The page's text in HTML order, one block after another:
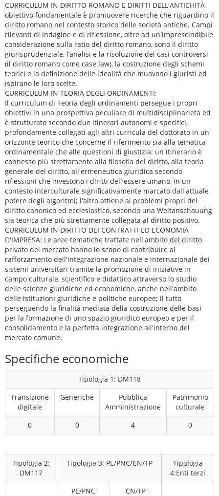
CURRICULUM IN DIRITTO ROMANO E DIRITTI DELL'ANTICHITÀ
obiettivo fondamentale è promuovere ricerche che riguardino il
diritto romano nel contesto storico delle società antiche. Campi
rilevanti di indagine e di riflessione, oltre ad un'imprescindibile
considerazione sulla ratio del diritto romano, sono il diritto
giurisprudenziale, l’analisi e la risoluzione dei casi controversi
(il diritto romano come case law), la costruzione degli schemi
teorici e la definizione delle idealità che muovono i giuristi ed
ispirano le loro scelte.
CURRICULUM IN TEORIA DEGLI ORDINAMENTI:
Il curriculum di Teoria degli ordinamenti persegue i propri
obiettivi in una prospettiva peculiare di multidisciplinarietà ed
è strutturato secondo due itinerari autonomi e specifici,
profondamente collegati agli altri curricula del dottorato in un
orizzonte teorico che concerne il riferimento sia alla tematica
ordinamentale che alle questioni di giustizia: un itinerario è
connesso più strettamente alla filosofia del diritto, alla teoria
generale del diritto, all'ermeneutica giuridica secondo
riflessioni che investono i diritti dell'essere umano, in un
contesto interculturale significativamente marcato dall'attuale
potere degli algoritmi; l'altro attiene ai problemi propri del
diritto canonico ed ecclesiastico, secondo una Weltanschauung
sia teorica che più strettamente collegata al diritto positivo.
CURRICULUM IN DIRITTO DEI CONTRATTI ED ECONOMIA
D'IMPRESA: Le aree tematiche trattate nell'ambito del diritto
privato del mercato hanno lo scopo di contribuire al
rafforzamento dell'integrazione nazionale e internazionale dei
sistemi universitari tramite la promozione di iniziative in
campo culturale, scientifico e didattico attraverso lo studio
delle scienze giuridiche ed economiche, anche nell'ambito
delle istituzioni giuridiche e politiche europee; il tutto
perseguendo la finalità mediata della costruzione delle basi
per la formazione di uno spazio giuridico europeo e per il
consolidamento e la perfetta integrazione all'interno del
mercato comune.
Specifiche economiche
Tipologia 1: DM118
Transizione
digitale
Generiche
Pubblica
Amministrazione
Patrimonio
culturale
0
0 4 0
Tipologia 2:
DM117
Tipologia 3: PE/PNC/CN/TP
Tipologia
4:Enti terzi
PE/PNC
CN/TP